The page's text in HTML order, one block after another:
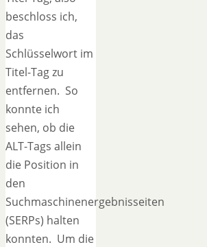
beschloss ich,
das
Schlüsselwort im
Titel-Tag zu
entfernen. So
konnte ich
sehen, ob die
ALT-Tags allein
die Position in
den
Suchmaschinenergebnisseiten
(SERPs) halten
konnten. Um die